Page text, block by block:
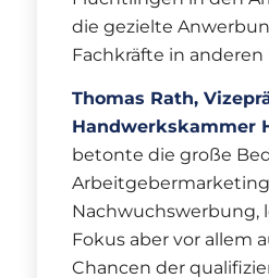
die gezielte
Fachkräfte in anderen
Thomas Rath,
Handwerkskammer
betonte die große
Nachwuchswerbung,
Fokus aber vor allem
Chancen der